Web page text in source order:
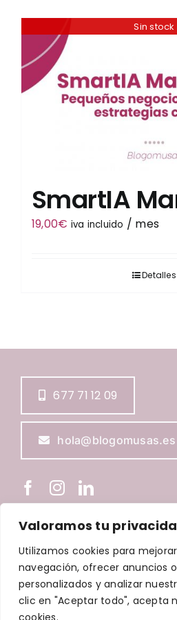
Valoramos tu
Utilizamos cookies para
navegación, ofrecer anuncios
personalizados y analizar
clic en "Aceptar todo", acepta
cookies.
Tienda
Sin stock
SmartIA
19,00€ iva incluido / mes
Detalles
677 71 12 09
hola@blogomusas.es
BLOGOMUSAS © Copyright2026 |
Privacidad| Política de Cookies|
| Diseñada por
Waricreative |